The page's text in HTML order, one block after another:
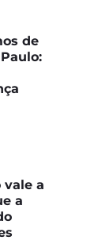
de
vale a
a